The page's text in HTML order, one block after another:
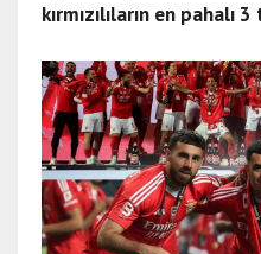
kırmızılıların en pahalı